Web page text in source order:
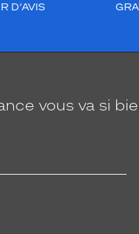
D’AVIS
vous va si